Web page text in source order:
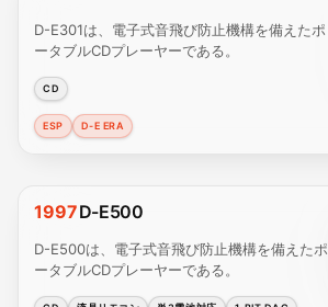
D-E301は、電子式音飛び防止機構を備えたポ
ータブルCDプレーヤーである。
CD
ESP D-E ERA
1997D-E500
D-E500は、電子式音飛び防止機構を備えたポ
ータブルCDプレーヤーである。